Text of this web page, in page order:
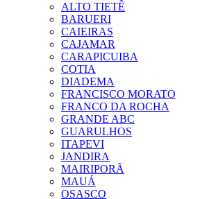
ALTO TIETÊ
BARUERI
CAIEIRAS
CAJAMAR
CARAPICUIBA
COTIA
DIADEMA
FRANCISCO MORATO
FRANCO DA ROCHA
GRANDE ABC
GUARULHOS
ITAPEVI
JANDIRA
MAIRIPORÃ
MAUÁ
OSASCO